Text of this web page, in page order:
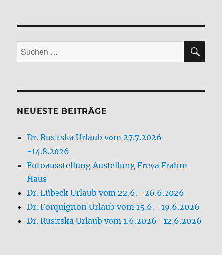
Suchen
nach:
NEUESTE BEITRÄGE
Dr. Rusitska Urlaub vom 27.7.2026
-14.8.2026
Fotoausstellung Austellung Freya Frahm
Haus
Dr. Lübeck Urlaub vom 22.6. -26.6.2026
Dr. Forquignon Urlaub vom 15.6. -19.6.2026
Dr. Rusitska Urlaub vom 1.6.2026 -12.6.2026